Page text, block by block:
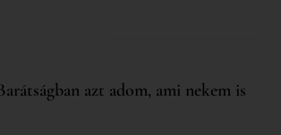
azt adom, ami nekem is